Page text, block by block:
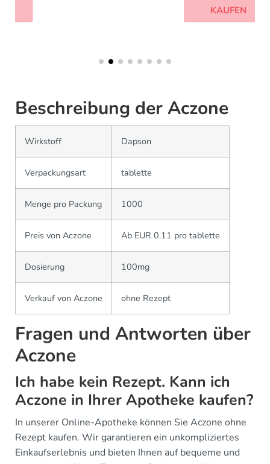
Beschreibung der Aczone
Wirkstoff Dapson
Verpackungsart tablette
Menge pro Packung 1000
Preis von Aczone Ab EUR 0.11 pro tablette
Dosierung 100mg
Verkauf von Aczone ohne Rezept
Fragen und Antworten über
Aczone
Ich habe kein Rezept. Kann ich
Aczone in Ihrer Apotheke kaufen?
In unserer Online-Apotheke können Sie Aczone ohne
Rezept kaufen. Wir garantieren ein unkompliziertes
Einkaufserlebnis und bieten Ihnen auf bequeme und